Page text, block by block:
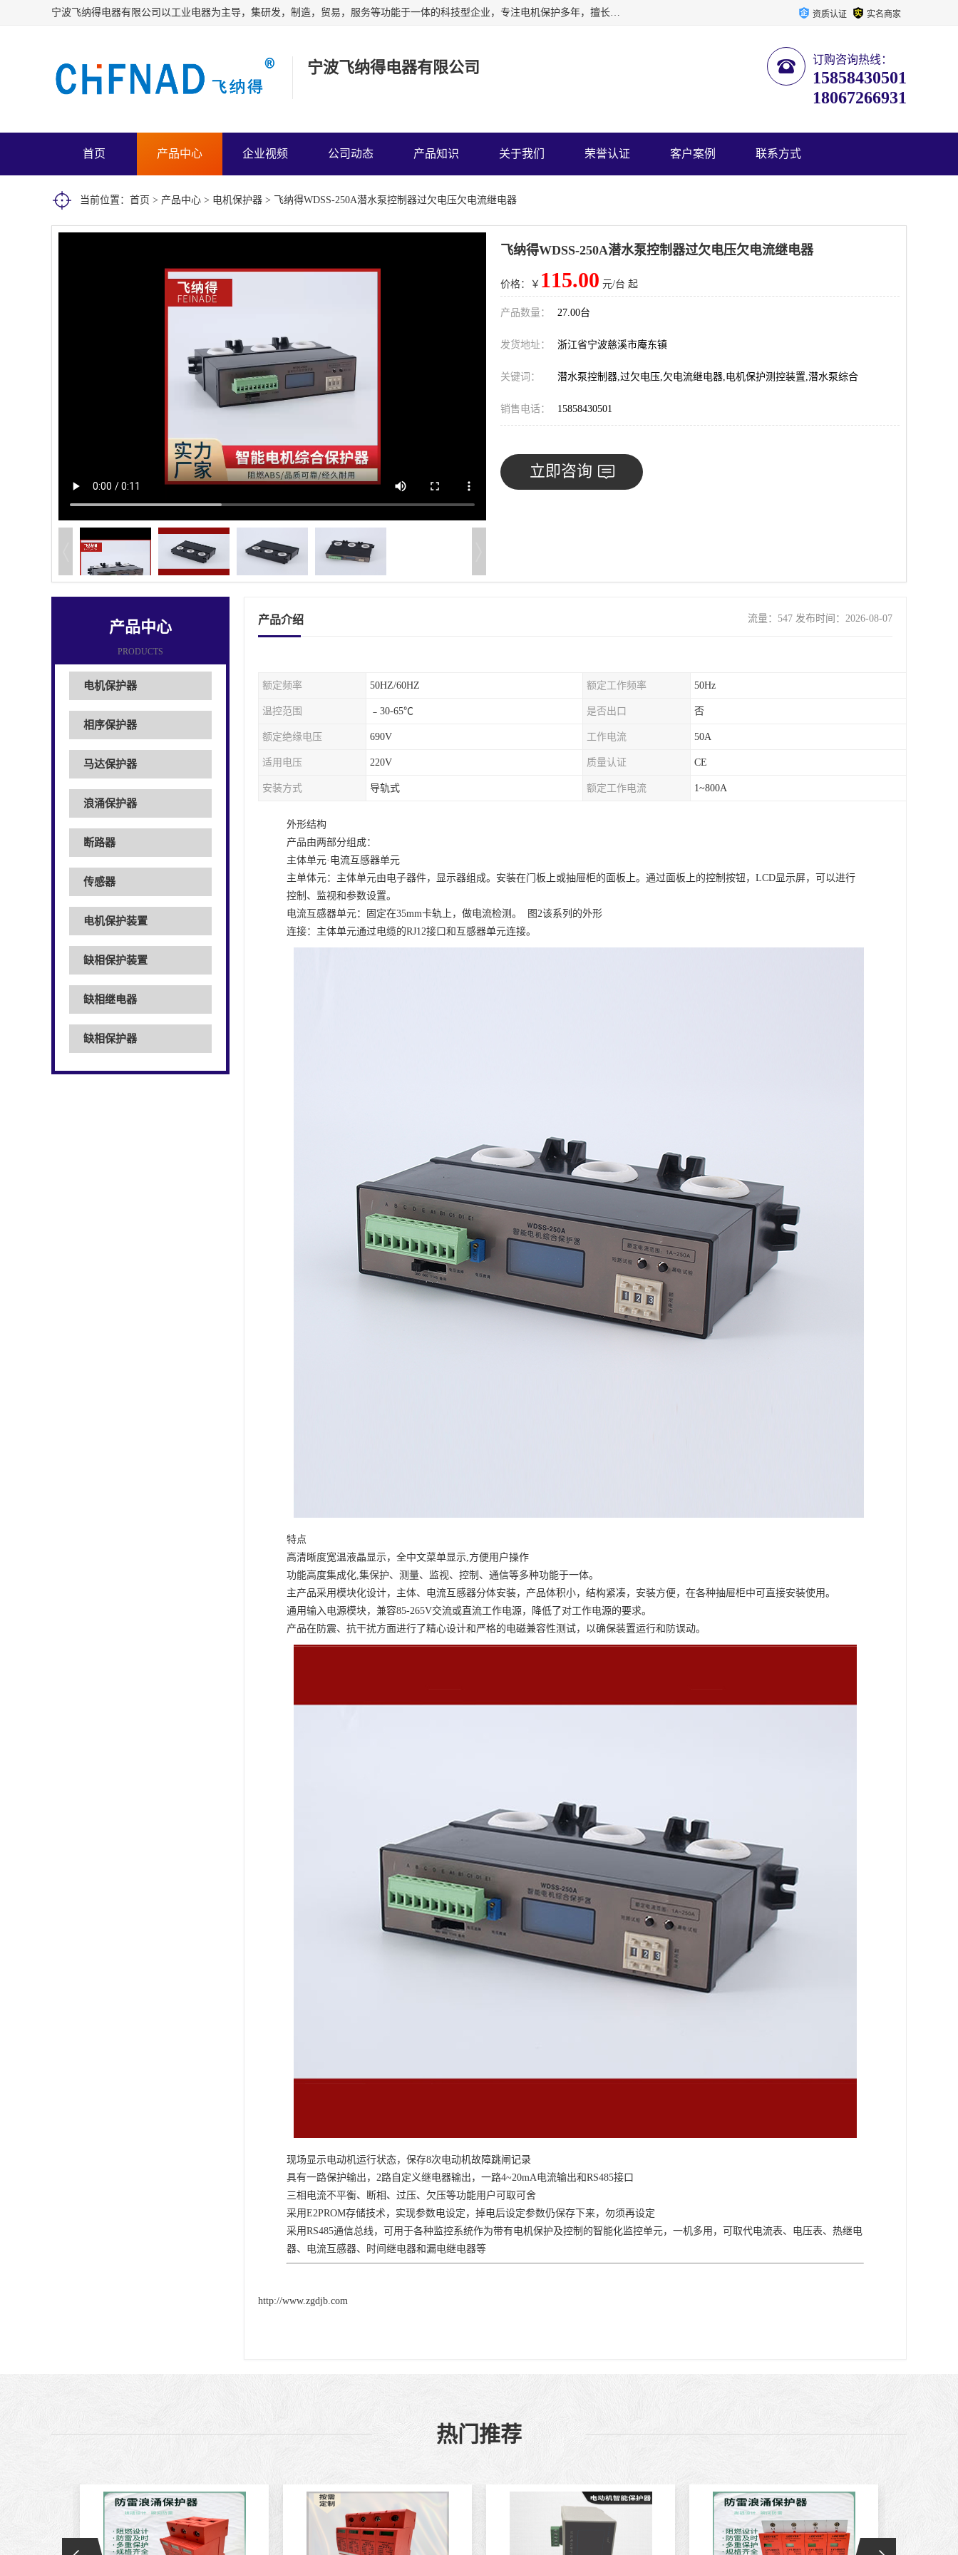
宁波飞纳得电器有限公司以工业电器为主导，集研发，制造，贸易，服务等功能于一体的科技型企业，专注电机保护多年，擅长单片机技术在工业控制、电力电子、汽车电子等领域的应用。主要产品有电机保护器，缺相保护器，相序保护器，电压电流表，浪涌保护器，温控器等我们的使命是通过系统的解决方案为客户创造高的价值，我们也热诚欢迎国内外客户来公司考察交流。 资质认证 实名商家
宁波飞纳得电器有限公司 订购咨询热线：
15858430501
18067266931
首页 产品中心 企业视频 公司动态 产品知识 关于我们 荣誉认证 客户案例 联系方式
当前位置： 首页 > 产品中心 > 电机保护器 > 飞纳得WDSS-250A潜水泵控制器过欠电压欠电流继电器
飞纳得WDSS-250A潜水泵控制器过欠电压欠电流继电器
价格：￥ 115.00 元/台 起
产品数量： 27.00台
发货地址： 浙江省宁波慈溪市庵东镇
关键词： 潜水泵控制器,过欠电压,欠电流继电器,电机保护测控装置,潜水泵综合
销售电话： 15858430501
立即咨询
产品中心
PRODUCTS
电机保护器
相序保护器
马达保护器
浪涌保护器
断路器
传感器
电机保护装置
缺相保护装置
缺相继电器
缺相保护器
产品介绍 流量：547 发布时间：2026-08-07
额定频率 50HZ/60HZ 额定工作频率 50Hz
温控范围 ﹣30-65℃ 是否出口 否
额定绝缘电压 690V 工作电流 50A
适用电压 220V 质量认证 CE
安装方式 导轨式 额定工作电流 1~800A
外形结构
产品由两部分组成：
主体单元·电流互感器单元
主单体元：主体单元由电子器件，显示器组成。安装在门板上或抽屉柜的面板上。通过面板上的控制按钮， LCD显示屏，可以进行
控制、监视和参数设置。
电流互感器单元：固定在35mm卡轨上，做电流检测。 图2该系列的外形
连接：主体单元通过电缆的RJ12接口和互感器单元连接。
特点
高清晰度宽温液晶显示，全中文菜单显示,方便用户操作
功能高度集成化,集保护、测量、监视、控制、通信等多种功能于一体。
主产品采用模块化设计，主体、电流互感器分体安装，产品体积小，结构紧凑，安装方便，在各种抽屉柜中可直接安装使用。
通用输入电源模块，兼容85-265V交流或直流工作电源，降低了对工作电源的要求。
产品在防震、抗干扰方面进行了精心设计和严格的电磁兼容性测试，以确保装置运行和防误动。
现场显示电动机运行状态，保存8次电动机故障跳闸记录
具有一路保护输出， 2路自定义继电器输出，一路4~20mA电流输出和RS485接口
三相电流不平衡、断相、过压、欠压等功能用户可取可舍
采用E2PROM存储技术，实现参数电设定，掉电后设定参数仍保存下来，勿须再设定
采用RS485通信总线，可用于各种监控系统作为带有电机保护及控制的智能化监控单元， 一机多用，可取代电流表、电压表、热继电
器、电流互感器、时间继电器和漏电继电器等
http://www.zgdjb.com
热门推荐